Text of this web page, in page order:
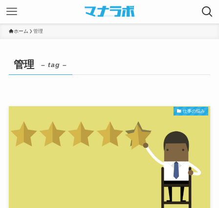
ホーム 管理
管理 – tag –
仕事の悩み